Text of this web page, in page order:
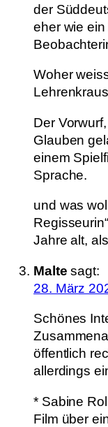
der
eher wie
Woher
Der
Glauben
einem
Sprache.
und was
Jahre alt,
Malte sagt:
28. März
Schönes
öffentlich
allerdings
* Sabine
Film über